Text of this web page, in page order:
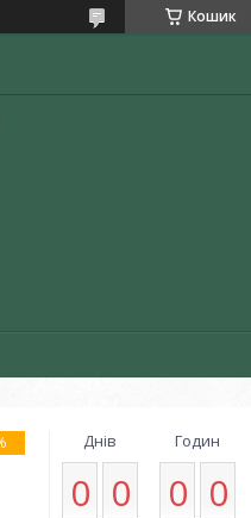
Кошик
Днів
0 0
Годин
0 0